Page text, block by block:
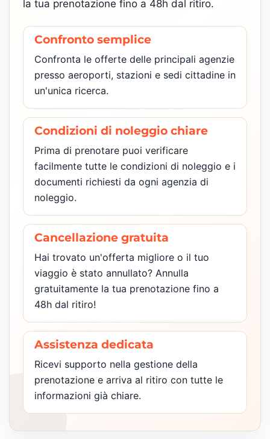
la tua prenotazione fino a 48h dal ritiro.
Confronto semplice
Confronta le offerte delle principali agenzie
presso aeroporti, stazioni e sedi cittadine in
un'unica ricerca.
Condizioni di noleggio chiare
Prima di prenotare puoi verificare
facilmente tutte le condizioni di noleggio e i
documenti richiesti da ogni agenzia di
noleggio.
Cancellazione gratuita
Hai trovato un'offerta migliore o il tuo
viaggio è stato annullato? Annulla
gratuitamente la tua prenotazione fino a
48h dal ritiro!
Assistenza dedicata
Ricevi supporto nella gestione della
prenotazione e arriva al ritiro con tutte le
informazioni già chiare.